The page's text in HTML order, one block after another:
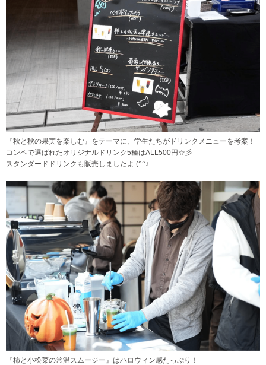
『秋と秋の果実を楽しむ』をテーマに、学生たちがドリンクメニューを考案！
コンペで選ばれたオリジナルドリンク5種はALL500円☆彡
スタンダードドリンクも販売しましたよ (^^♪
『柿と小松菜の常温スムージー』はハロウィン感たっぷり！